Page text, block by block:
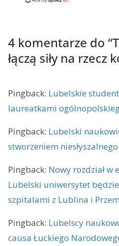
4 komentarze do “
łączą siły na rzecz
Pingback: Lubelskie
laureatkami
Pingback: Lubelski
stworzeniem
Pingback: Nowy rozdział w
Lubelski uniwersytet
szpitalami z Lublina i
Pingback: Lubelscy
causa Łuckiego